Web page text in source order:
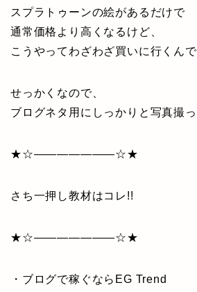
スプラトゥーンの絵があるだけで
通常価格より高くなるけど、
こうやってわざわざ買いに行くんで
せっかくなので、
ブログネタ用にしっかりと写真撮
★☆———————☆★
さち一押し教材はコレ!!
★☆———————☆★
・ブログで稼ぐならEG Trend